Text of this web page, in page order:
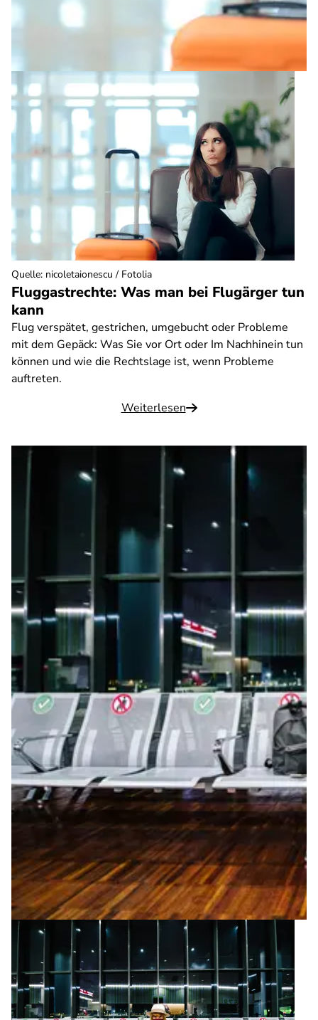
Fluggastrechte: Was man bei Flugärger tun
kann
Flug verspätet, gestrichen, umgebucht oder Probleme
mit dem Gepäck: Was Sie vor Ort oder Im Nachhinein tun
können und wie die Rechtslage ist, wenn Probleme
auftreten.
Weiterlesen
Quelle: nicoletaionescu / Fotolia